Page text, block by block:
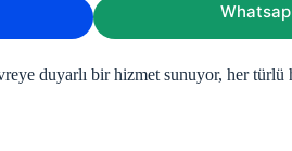
duyarlı bir hizmet sunuyor, her türlü